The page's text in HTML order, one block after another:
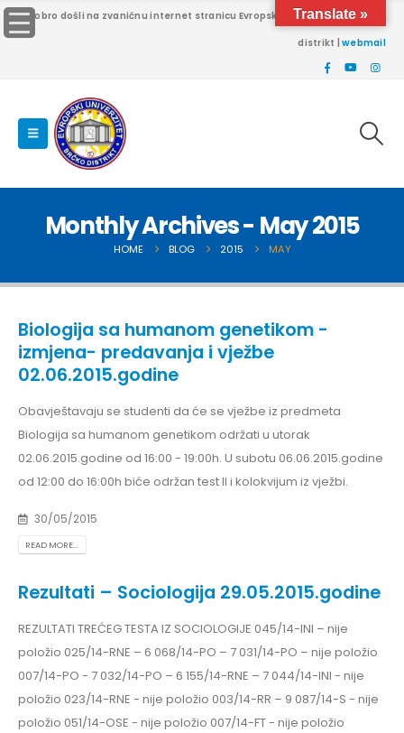
Dobro došli na zvaničnu internet stranicu Evropskog univerziteta Brčko
distrikt |webmail
Monthly Archives - May 2015
HOME BLOG 2015 MAY
Biologija sa humanom genetikom -
izmjena- predavanja i vježbe
02.06.2015.godine
Obavještavaju se studenti da će se vježbe iz predmeta
Biologija sa humanom genetikom održati u utorak
02.06.2015.godine od 16:00 - 19:00h. U subotu 06.06.2015.godine
od 12:00 do 16:00h biće održan test II i kolokvijum iz vježbi.
30/05/2015
READ MORE...
Rezultati – Sociologija 29.05.2015.godine
REZULTATI TREĆEG TESTA IZ SOCIOLOGIJE 045/14-INI – nije
položio 025/14-RNE – 6 068/14-PO – 7 031/14-PO – nije položio
007/14-PO - 7 032/14-PO – 6 155/14-RNE – 7 044/14-INI - nije
položio 023/14-RNE - nije položio 003/14-RR – 9 087/14-S - nije
položio 051/14-OSE - nije položio 007/14-FT - nije položio
Translate »